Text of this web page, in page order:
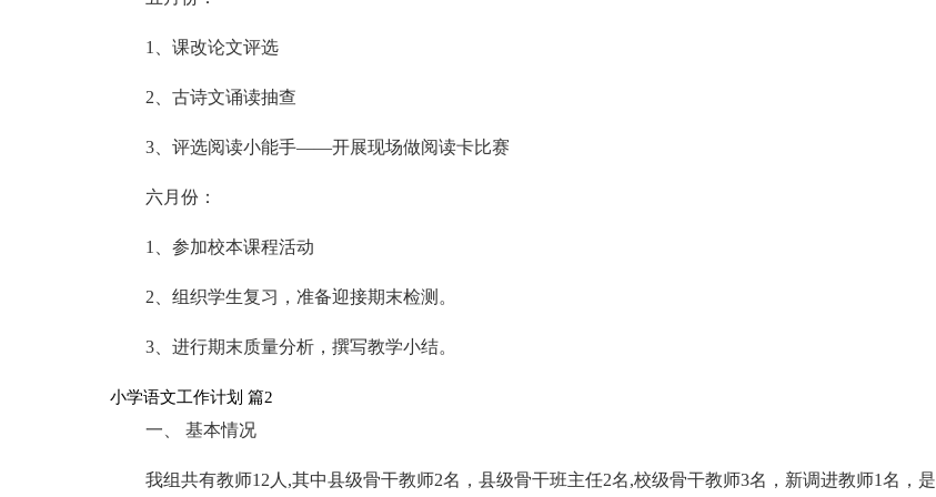
1、课改论文评选
2、古诗文诵读抽查
3、评选阅读小能手――开展现场做阅读卡比赛
六月份：
1、参加校本课程活动
2、组织学生复习，准备迎接期末检测。
3、进行期末质量分析，撰写教学小结。
小学语文工作计划 篇2
一、 基本情况
我组共有教师12人,其中县级骨干教师2名，县级骨干班主任2名,校级骨干教师3名，新调进教师1名，是